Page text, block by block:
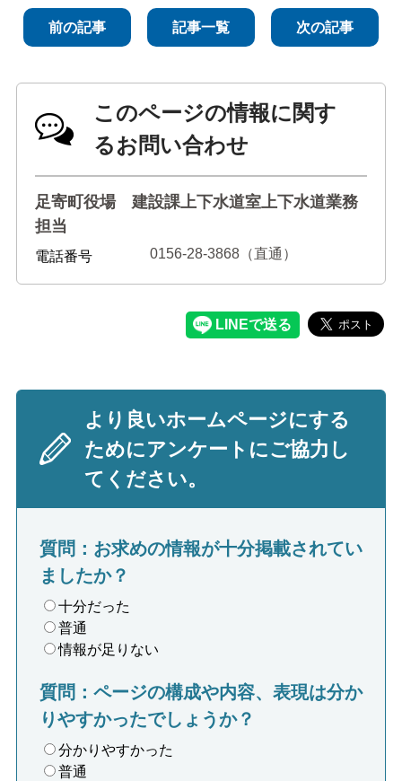
前の記事 記事一覧 次の記事
このページの情報に関す
るお問い合わせ
足寄町役場 建設課上下水道室上下水道業務
担当
電話番号 0156-28-3868（直通）
より良いホームページにする
ためにアンケートにご協力し
てください。
質問：お求めの情報が十分掲載されてい
ましたか？
十分だった
普通
情報が足りない
質問：ページの構成や内容、表現は分か
りやすかったでしょうか？
分かりやすかった
普通